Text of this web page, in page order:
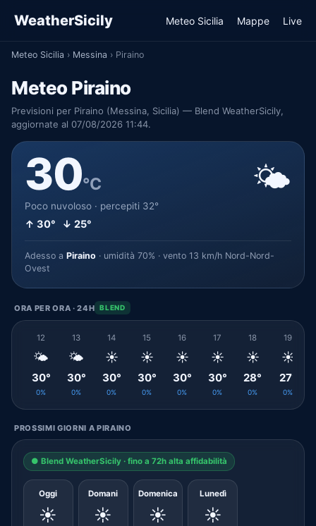
WeatherSicily Meteo Sicilia Mappe Live
Meteo Sicilia › Messina › Piraino
Meteo Piraino
Previsioni per Piraino (Messina, Sicilia) — Blend WeatherSicily,
aggiornate al 07/08/2026 11:44.
30°C
Poco nuvoloso · percepiti 32°
↑ 30° ↓ 25°
🌤️
Adesso a Piraino · umidità 70% · vento 13 km/h Nord-Nord-
Ovest
ORA PER ORA · 24H BLEND
12
🌤️
30°
0%
13
🌤️
30°
0%
14
☀️
30°
0%
15
☀️
30°
0%
16
☀️
30°
0%
17
☀️
30°
0%
18
☀️
28°
0%
19
☀️
27°
0%
PROSSIMI GIORNI A PIRAINO
● Blend WeatherSicily · fino a 72h alta affidabilità
Oggi
☀️
Domani
☀️
Domenica
☀️
Lunedì
☀️